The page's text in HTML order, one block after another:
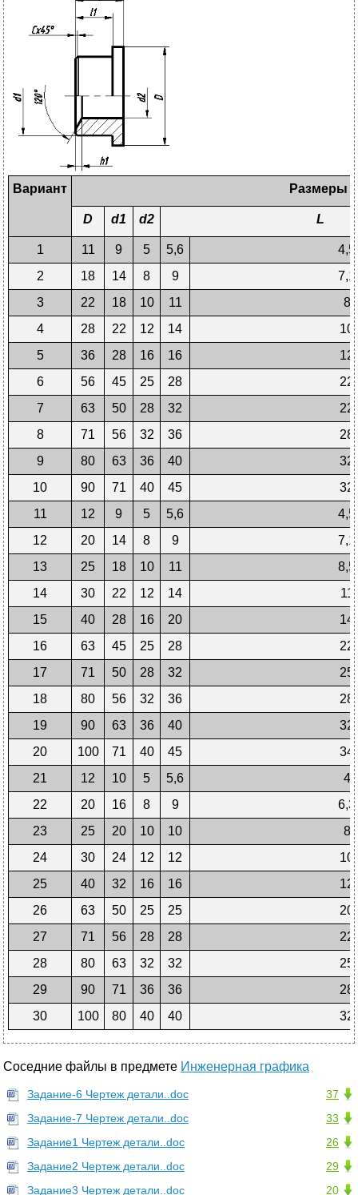
Вариант Размеры
D d1 d2 L
1 11 9 5 5,6
4,5
2
18 14 8 9
7,1
3
22 18 10 11
8
4
28 22 12 14
10
5
36 28 16 16
12
6
56 45 25 28
22
7
63 50 28 32
22
8
71 56 32 36
28
9
80 63 36 40
32
10
90 71 40 45
32
11
12 9 5 5,6
4,5
12
20 14 8 9
7,1
13
25 18 10 11
8,5
14
30 22 12 14
11
15
40 28 16 20
14
16
63 45 25 28
22
17
71 50 28 32
25
18
80 56 32 36
28
19
90 63 36 40
32
20
100 71 40 45
34
21
12 10 5 5,6
4
22
20 16 8 9
6,3
23
25 20 10 10
8
24
30 24 12 12
10
25
40 32 16 16
12
26
63 50 25 25
20
27
71 56 28 28
22
28
80 63 32 32
25
29
90 71 36 36
28
30
100 80 40 40 32
Соседние файлы в предмете Инженерная графика
37
Задание-6 Чертеж детали..doc
33
Задание-7 Чертеж детали..doc
26
Задание1 Чертеж детали..doc
29
Задание2 Чертеж детали..doc
20
Задание3 Чертеж детали..doc